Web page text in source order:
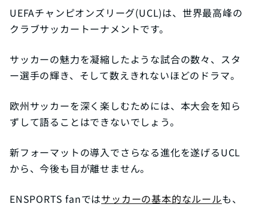
UEFAチャンピオンズリーグ(UCL)は、世界最高峰の
クラブサッカートーナメントです。
サッカーの魅力を凝縮したような試合の数々、スタ
ー選手の輝き、そして数えきれないほどのドラマ。
欧州サッカーを深く楽しむためには、本大会を知ら
ずして語ることはできないでしょう。
新フォーマットの導入でさらなる進化を遂げるUCL
から、今後も目が離せません。
ENSPORTS fanではサッカーの基本的なルールも、